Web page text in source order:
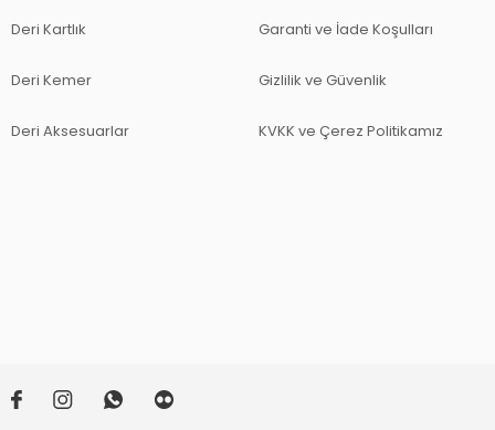
Deri Kartlık
Deri Kemer
Deri Aksesuarlar
Garanti ve İade Koşulları
Gizlilik ve Güvenlik
KVKK ve Çerez Politikamız